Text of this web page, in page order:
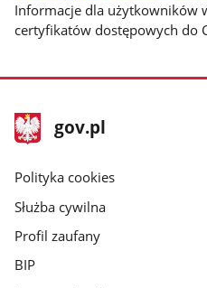
Informacje dla użytkowników
certyfikatów dostępowych do
stopka
gov.pl
Strona
gov.pl
gov.pl
Polityka cookies
Służba cywilna
Profil zaufany
BIP